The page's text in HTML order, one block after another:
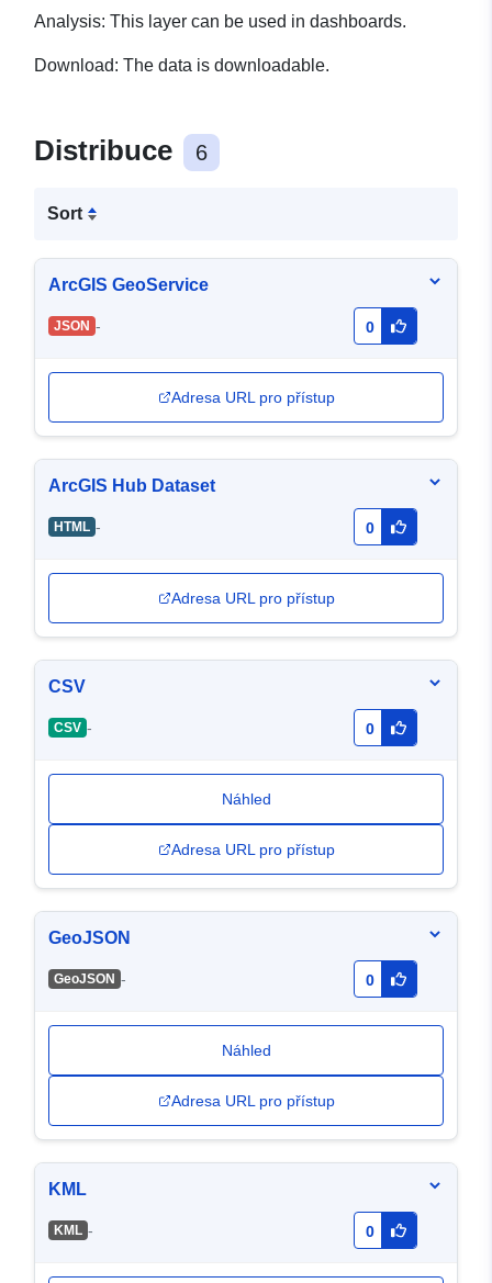
Analysis: This layer can be used in dashboards.
Download: The data is downloadable.
Distribuce 6
Sort
ArcGIS GeoService
JSON - 0
Adresa URL pro přístup
ArcGIS Hub Dataset
HTML - 0
Adresa URL pro přístup
CSV
CSV - 0
Náhled
Adresa URL pro přístup
GeoJSON
GeoJSON - 0
Náhled
Adresa URL pro přístup
KML
KML - 0